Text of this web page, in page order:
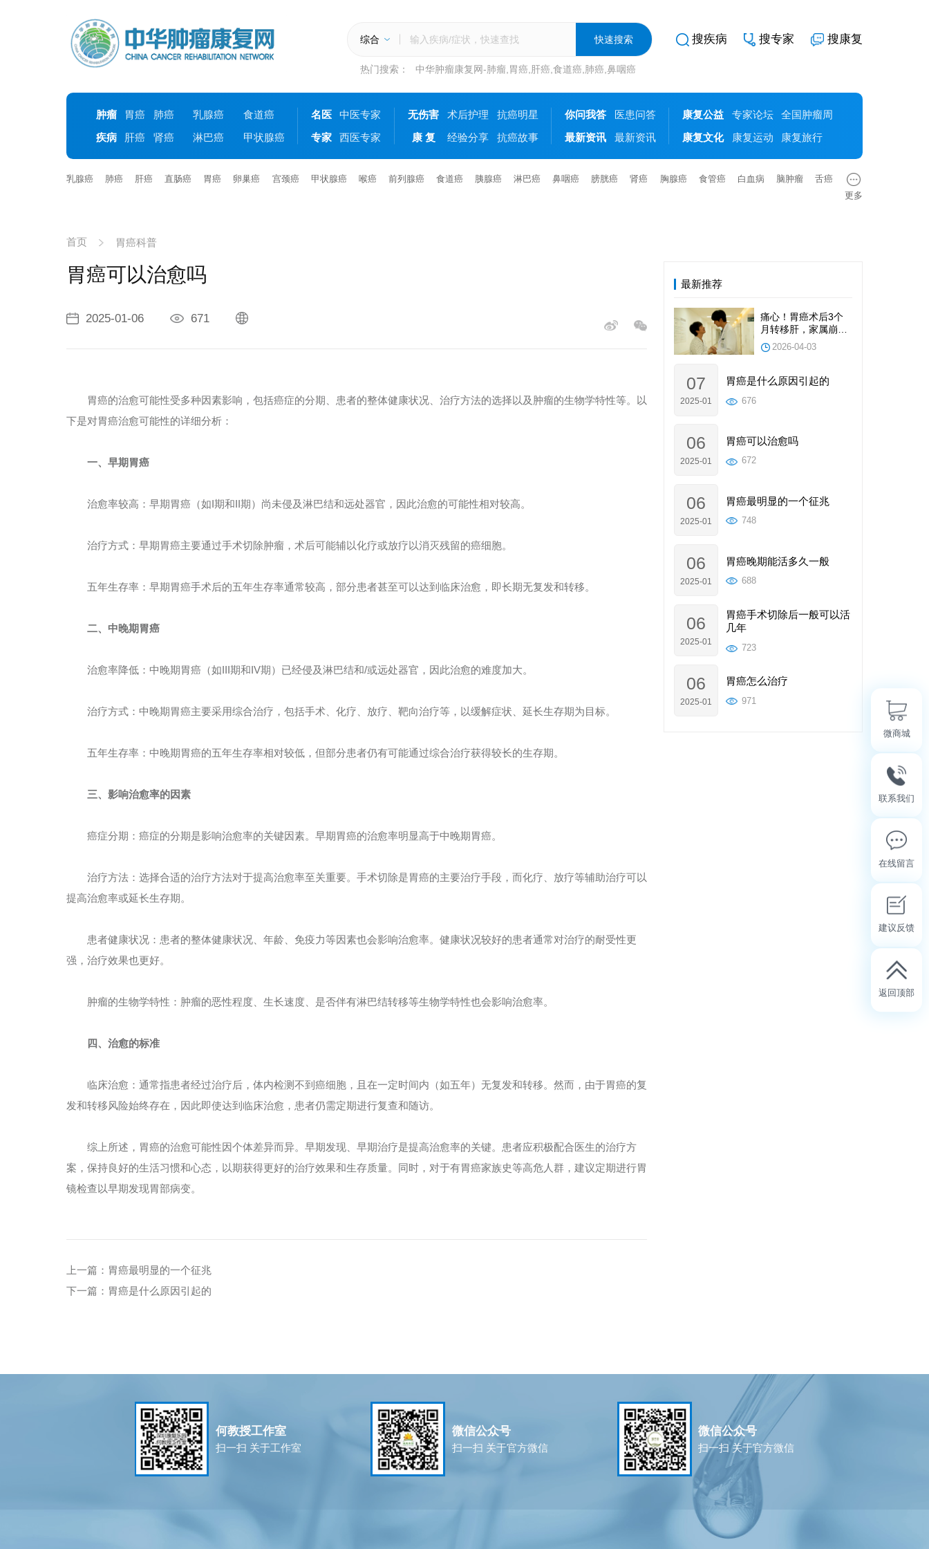
综合
热门搜索： 中华肿瘤康复网-肺瘤,胃癌,肝癌,食道癌,肺癌,鼻咽癌
搜疾病 搜专家 搜康复
肿瘤 胃癌 肺癌 乳腺癌
食道癌
疾病
肝癌 肾癌 淋巴癌 甲状腺癌
名医
中医专家
专家
西医专家
无伤害 术后护理
抗癌明星
康 复
经验分享 抗癌故事
你问我答
医患问答
最新资讯
最新资讯
康复公益 专家论坛
全国肿瘤周
康复文化
康复运动 康复旅行
乳腺癌 肺癌 肝癌 直肠癌 胃癌 卵巢癌 宫颈癌 甲状腺癌 喉癌 前列腺癌 食道癌 胰腺癌 淋巴癌 鼻咽癌 膀胱癌 肾癌 胸腺癌 食管癌 白血病 脑肿瘤
舌癌
更多
首页 胃癌科普
胃癌可以治愈吗
2025-01-06 671
胃癌的治愈可能性受多种因素影响，包括癌症的分期、患者的整体健康状况、治疗方法的选择以及肿瘤的生物学特性等。以
下是对胃癌治愈可能性的详细分析：
一、早期胃癌
治愈率较高：早期胃癌（如I期和II期）尚未侵及淋巴结和远处器官，因此治愈的可能性相对较高。
治疗方式：早期胃癌主要通过手术切除肿瘤，术后可能辅以化疗或放疗以消灭残留的癌细胞。
五年生存率：早期胃癌手术后的五年生存率通常较高，部分患者甚至可以达到临床治愈，即长期无复发和转移。
二、中晚期胃癌
治愈率降低：中晚期胃癌（如III期和IV期）已经侵及淋巴结和/或远处器官，因此治愈的难度加大。
治疗方式：中晚期胃癌主要采用综合治疗，包括手术、化疗、放疗、靶向治疗等，以缓解症状、延长生存期为目标。
五年生存率：中晚期胃癌的五年生存率相对较低，但部分患者仍有可能通过综合治疗获得较长的生存期。
三、影响治愈率的因素
癌症分期：癌症的分期是影响治愈率的关键因素。早期胃癌的治愈率明显高于中晚期胃癌。
治疗方法：选择合适的治疗方法对于提高治愈率至关重要。手术切除是胃癌的主要治疗手段，而化疗、放疗等辅助治疗可以
提高治愈率或延长生存期。
患者健康状况：患者的整体健康状况、年龄、免疫力等因素也会影响治愈率。健康状况较好的患者通常对治疗的耐受性更
强，治疗效果也更好。
肿瘤的生物学特性：肿瘤的恶性程度、生长速度、是否伴有淋巴结转移等生物学特性也会影响治愈率。
四、治愈的标准
临床治愈：通常指患者经过治疗后，体内检测不到癌细胞，且在一定时间内（如五年）无复发和转移。然而，由于胃癌的复
发和转移风险始终存在，因此即使达到临床治愈，患者仍需定期进行复查和随访。
综上所述，胃癌的治愈可能性因个体差异而异。早期发现、早期治疗是提高治愈率的关键。患者应积极配合医生的治疗方
案，保持良好的生活习惯和心态，以期获得更好的治疗效果和生存质量。同时，对于有胃癌家族史等高危人群，建议定期进行胃
镜检查以早期发现胃部病变。
上一篇：胃癌最明显的一个征兆
下一篇：胃癌是什么原因引起的
最新推荐
痛心！胃癌术后3个
月转移肝，家属崩溃
自责：当初不该做手
术？｜陆志宏理事长
2026-04-03
07
2025-01
胃癌是什么原因引起的
676
06
2025-01
胃癌可以治愈吗
672
06
2025-01
胃癌最明显的一个征兆
748
06
2025-01
胃癌晚期能活多久一般
688
06
2025-01
胃癌手术切除后一般可以活
几年
723
06
2025-01
胃癌怎么治疗
971
何教授工作室
扫一扫 关于工作室
微信公众号
扫一扫 关于官方微信
微信公众号
扫一扫 关于官方微信
微商城
联系我们
在线留言
建议反馈
返回顶部